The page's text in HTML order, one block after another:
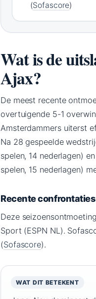
(Sofascore)
Wat is de
Ajax?
De meest recente
overtuigende 5-1
Amsterdammers uiterst
Na 28 gespeelde
spelen, 14 nederlagen)
spelen, 15 nederlagen)
Recente
Deze
Sport (ESPN NL).
(Sofascore).
WAT DIT BETEKENT